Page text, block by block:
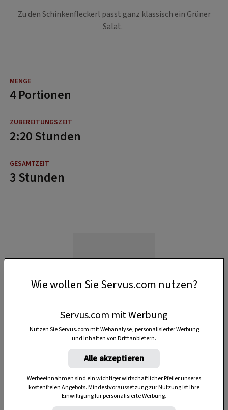
Zu den Schinkenfleckerl passt ganz klassisch ein Grüner
Salat.
4 Portionen
2:20 Stunden
3 Stunden
Anzeige
Wie wollen Sie Servus.com nutzen?
Servus.com mit Werbung
Nutzen Sie Servus.com mit Webanalyse, personalisierter Werbung
und Inhalten von Drittanbietern.
Alle akzeptieren
Werbeeinnahmen sind ein wichtiger wirtschaftlicher Pfeiler unseres
kostenfreien Angebots. Mindestvoraussetzung zur Nutzung ist Ihre
Einwilligung für personalisierte Werbung.